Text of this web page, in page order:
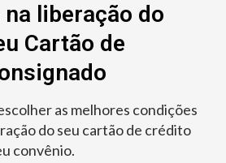
liberação do
Cartão de
as melhores condições
do seu cartão de crédito
convênio.